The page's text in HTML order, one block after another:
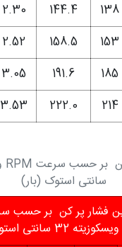
138
144.4
2.30
153
158.5
2.52
185
191.6
3.05
214
222.0
3.53
سانتی استوک (بار)
ویسکوزیته 32 سانتی استوک (بار)